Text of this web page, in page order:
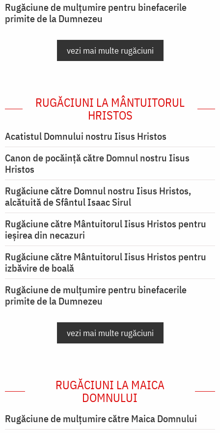
Rugăciune de mulțumire pentru binefacerile
primite de la Dumnezeu
vezi mai multe rugăciuni
RUGĂCIUNI LA MÂNTUITORUL
HRISTOS
Acatistul Domnului nostru Iisus Hristos
Canon de pocăință către Domnul nostru Iisus
Hristos
Rugăciune către Domnul nostru Iisus Hristos,
alcătuită de Sfântul Isaac Sirul
Rugăciune către Mântuitorul Iisus Hristos pentru
ieşirea din necazuri
Rugăciune către Mântuitorul Iisus Hristos pentru
izbăvire de boală
Rugăciune de mulțumire pentru binefacerile
primite de la Dumnezeu
vezi mai multe rugăciuni
RUGĂCIUNI LA MAICA
DOMNULUI
Rugăciune de mulţumire către Maica Domnului